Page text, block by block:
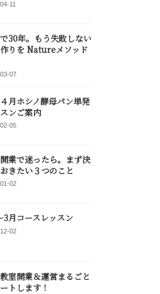
11
30年。もう失敗しない
りを Natureメソッド
07
月ホシノ酵母パン単発
ンご案内
05
業で迷ったら。まず決
きたい３つのこと
02
3月コースレッスン
02
室開業＆運営まるごと
トします！